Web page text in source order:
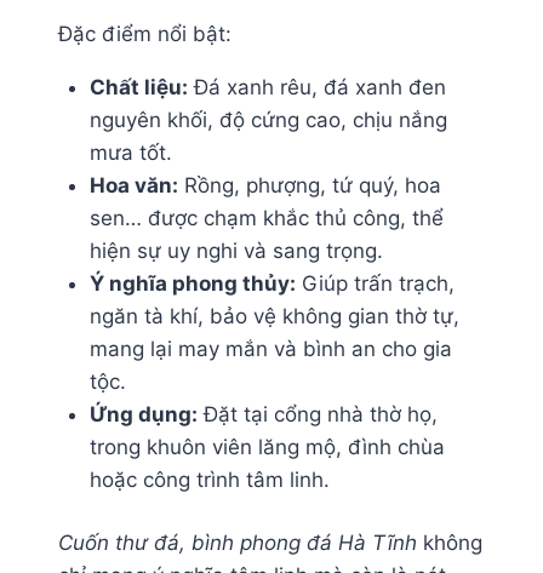
Đặc điểm nổi bật:
Chất liệu: Đá xanh rêu, đá xanh đen
nguyên khối, độ cứng cao, chịu nắng
mưa tốt.
Hoa văn: Rồng, phượng, tứ quý, hoa
sen… được chạm khắc thủ công, thể
hiện sự uy nghi và sang trọng.
Ý nghĩa phong thủy: Giúp trấn trạch,
ngăn tà khí, bảo vệ không gian thờ tự,
mang lại may mắn và bình an cho gia
tộc.
Ứng dụng: Đặt tại cổng nhà thờ họ,
trong khuôn viên lăng mộ, đình chùa
hoặc công trình tâm linh.
Cuốn thư đá, bình phong đá Hà Tĩnh không